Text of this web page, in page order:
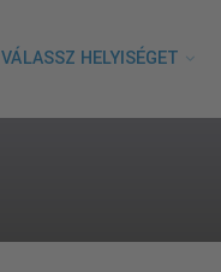
VÁLASSZ HELYISÉGET